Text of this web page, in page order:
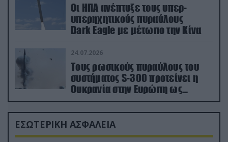
Οι ΗΠΑ ανέπτυξε τους υπερ-
υπερηχητικούς πυραύλους
Dark Eagle με μέτωπο την Κίνα
24.07.2026
Τους ρωσικούς πυραύλους του
συστήματος S-300 προτείνει η
Ουκρανία στην Ευρώπη ως
αντιβαλλιστικό σύστημα
ΕΣΩΤΕΡΙΚΗ ΑΣΦΑΛΕΙΑ